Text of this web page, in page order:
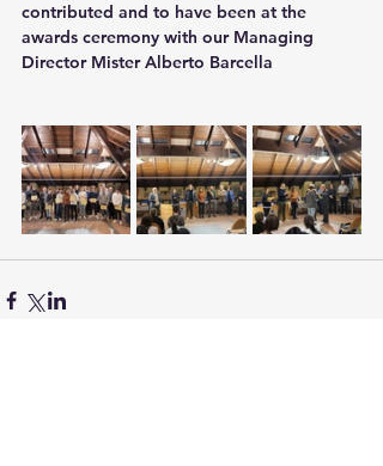
contributed and to have been at the
awards ceremony with our Managing
Director Mister Alberto Barcella